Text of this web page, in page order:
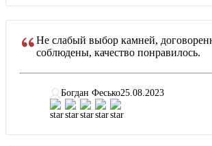
Не слабый выбор камней,
соблюдены, качество понравилось.
Богдан Фесько25.08.2023